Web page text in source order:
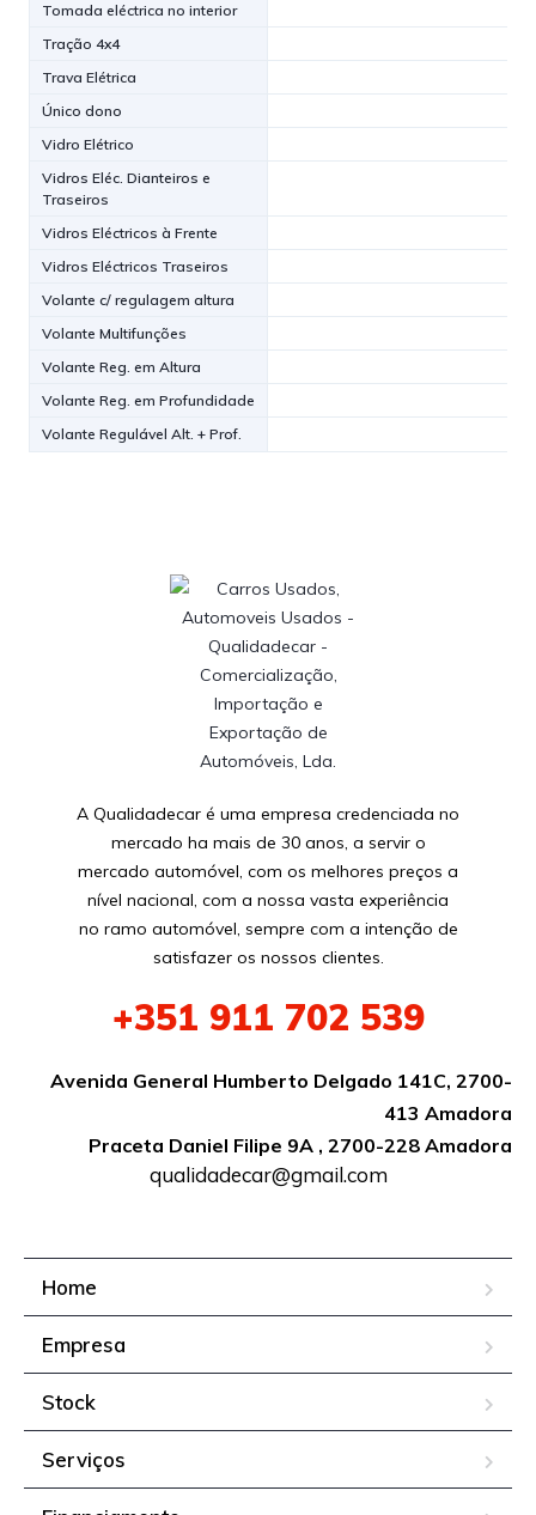
Tomada eléctrica no interior
Tração 4x4
Trava Elétrica
Único dono
Vidro Elétrico
Vidros Eléc. Dianteiros e
Traseiros
Vidros Eléctricos à Frente
Vidros Eléctricos Traseiros
Volante c/ regulagem altura
Volante Multifunções
Volante Reg. em Altura
Volante Reg. em Profundidade
Volante Regulável Alt. + Prof.
A Qualidadecar é uma empresa credenciada no
mercado ha mais de 30 anos, a servir o
mercado automóvel, com os melhores preços a
nível nacional, com a nossa vasta experiência
no ramo automóvel, sempre com a intenção de
satisfazer os nossos clientes.
+351 911 702 539
Avenida General Humberto Delgado 141C, 2700-
413 Amadora
Praceta Daniel Filipe 9A , 2700-228 Amadora
qualidadecar@gmail.com
Home
Empresa
Stock
Serviços